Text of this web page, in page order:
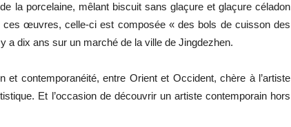
la porcelaine, mêlant biscuit sans glaçure et glaçure céladon
ces œuvres, celle-ci est composée « des bols de cuisson des
a dix ans sur un marché de la ville de Jingdezhen.
et contemporanéité, entre Orient et Occident, chère à l’artiste
Et l’occasion de découvrir un artiste contemporain hors